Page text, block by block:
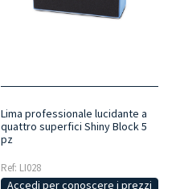
Lima professionale lucidante a
quattro superfici Shiny Block 5
pz
Ref: LI028
Accedi per conoscere i prezzi